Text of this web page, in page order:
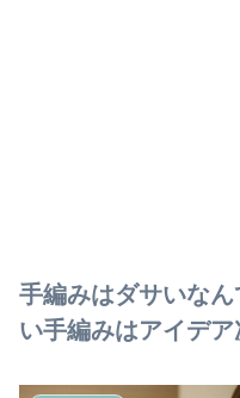
手編みはダサいな
い手編みはアイデア